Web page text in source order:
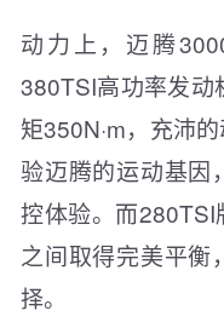
动力上，迈腾
380TSI高功率发动
矩350N·m，充沛
验迈腾的运动基因
控体验。而
之间取得完美平衡
择。